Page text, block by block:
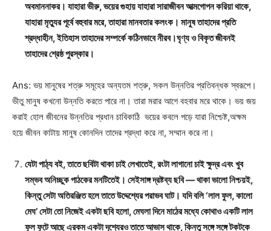
অবমাননাকর। যাহারা ভীরু, ভয়ের গুহায় যাহারা সারাজীবন আত্মগোপন করিয়া থাকে,
যাহারা মৃত্যুর পূর্বে বহুবার মরে, তাহারা মানবতার কলংক। মানুষ তাহাদের প্রতি
শ্রদ্ধাহীন, ইতিহাস তাহাদের সম্পর্কে কঠিনভাবে নীরব।ঘৃণ্য ও বিকৃত জীবনই
তাহাদের শ্রেষ্ঠ পুরস্কার।
Ans: ভয় মানুষের শত্রু সমূহের অন্যতম শত্রু, সকল উন্নতির প্রতিবন্ধক স্বরূপে।
ভীতু মানুষ কখনো উন্নতি করতে পারে না। তারা মরার আগে বহবার মরে থাকে। ভয় জয়
করাই হোল জীবনের উন্নতির প্রধান চাবিকাঠি ভয়ের কবলে পড়ে যারা নিশ্চেষ্ট,অক্ষম
হয়ে জীবন কাটায় মানুষ কোনদিন তাদের শ্রদ্ধা করে না, সম্মান করে না।
যেটা পাঠ্য বই, তাতে ছবিটা থাকা চাই লেখাতেই, রংটা লাগানো চাই ক্ষুদ্র এবং খুব
সম্ভব অনিচ্ছুক পাঠকের মনটিতেই। সেইসাঙ্গ দ্রষ্টব্য ছবি — থাকা ভালো নিশ্চয়ই,
কিন্তু সেটা অতিরঞ্জিত হলে তাতে উদ্দেশ্যের পরাভব ঘাট। যদি বলি ‘লাল ফুল, কালো
মেঘ’ সেটা তো নিজেই একটা ছবি হলো, মেঘলা দিনে মাঠের মধ্যে কোথাও একটি লাল
ফুল ফুটে আছে এরকম একটা দৃশ্যেরও তাতে আভাস থাকে, কিন্তু সঙ্গে সঙ্গে টকটকে